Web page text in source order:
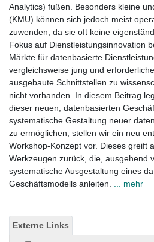
Analytics) fußen. Besonders kleine
(KMU) können sich jedoch meist
zuwenden, da sie oft keine
Fokus auf Dienstleistungsinnovation
Märkte für datenbasierte
vergleichsweise jung und
ausgebaute Schnittstellen zu
nicht vorhanden. In diesem Beitrag
dieser neuen, datenbasierten
systematische Gestaltung neuer
zu ermöglichen, stellen wir ein neu
Workshop-Konzept vor. Dieses greift
Werkzeugen zurück, die, ausgehend
systematische Ausgestaltung eines
Geschäftsmodells anleiten.
... mehr
Externe Links